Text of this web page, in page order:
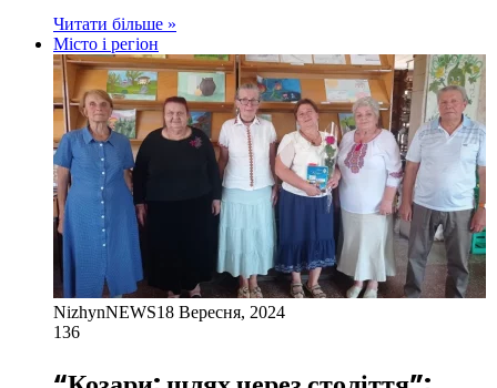
Читати більше »
Місто і регіон
NizhynNEWS18 Вересня, 2024
136